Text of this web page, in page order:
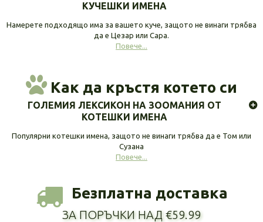
КУЧЕШКИ ИМЕНА
Намерете подходящо има за вашето куче, защото не винаги трябва
да е Цезар или Сара.
Повече...
Как да кръстя котето си
ГОЛЕМИЯ ЛЕКСИКОН НА ЗООМАНИЯ ОТ
КОТЕШКИ ИМЕНА
Популярни котешки имена, защото не винаги трябва да е Том или
Сузана
Повече...
Безплатна доставка
ЗА ПОРЪЧКИ НАД €59.99